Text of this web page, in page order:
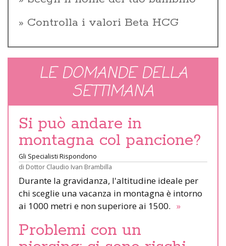
Controlla i valori Beta HCG
LE DOMANDE DELLA
SETTIMANA
Si può andare in
montagna col pancione?
Gli Specialisti Rispondono
di Dottor Claudio Ivan Brambilla
Durante la gravidanza, l'altitudine ideale per
chi sceglie una vacanza in montagna è intorno
ai 1000 metri e non superiore ai 1500. »
Problemi con un